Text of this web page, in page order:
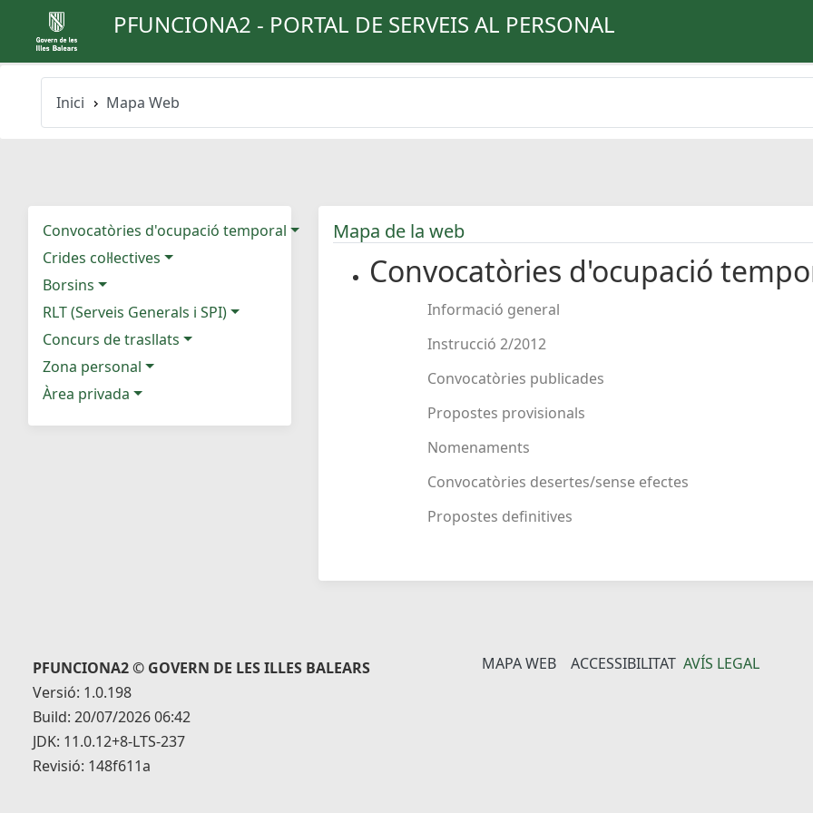
PFUNCIONA2 - PORTAL DE SERVEIS AL PERSONAL
Inici Mapa Web
Convocatòries d'ocupació temporal
Crides col·lectives
Borsins
RLT (Serveis Generals i SPI)
Concurs de trasllats
Zona personal
Àrea privada
Mapa de la web
Convocatòries d'ocupació
Informació general
Instrucció 2/2012
Convocatòries publicades
Propostes provisionals
Nomenaments
Convocatòries desertes/sense efectes
Propostes definitives
PFUNCIONA2 © GOVERN DE LES ILLES BALEARS
Versió: 1.0.198
Build: 20/07/2026 06:42
JDK: 11.0.12+8-LTS-237
Revisió: 148f611a
MAPA WEB ACCESSIBILITAT AVÍS LEGAL